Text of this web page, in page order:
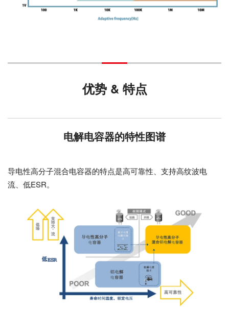
优势 & 特点
电解电容器的特性图谱
导电性高分子混合电容器的特点是高可靠性、支持高纹波电
流、低ESR。